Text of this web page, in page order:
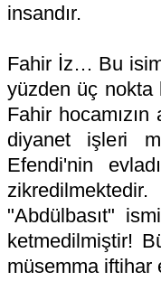
insandır.
Fahir İz… Bu
yüzden üç nokta
Fahir
diyanet işleri
Efendi'nin
"Abdülbasıt"
ketmedilmiştir!
müsemma iftihar